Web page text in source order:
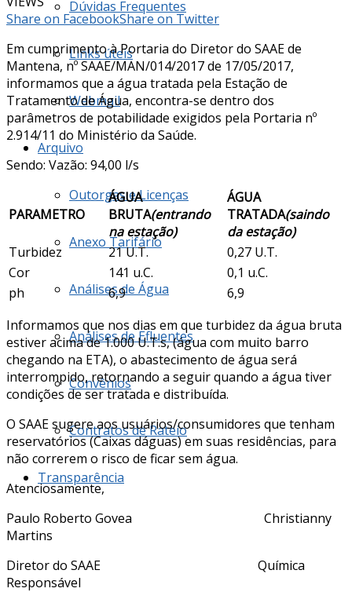
Dúvidas Frequentes
Links úteis
Webmail
Arquivo
Outorgas e Licenças
Anexo Tarifário
Análises de Água
Análises de Efluentes
Convênios
Contratos de Rateio
Transparência
Share on FacebookShare on Twitter
Em cumprimento à Portaria do Diretor do SAAE de
Mantena, nº SAAE/MAN/014/2017 de 17/05/2017,
informamos que a água tratada pela Estação de
Tratamento de Água, encontra-se dentro dos
parâmetros de potabilidade exigidos pela Portaria nº
2.914/11 do Ministério da Saúde.
Sendo: Vazão: 94,00 l/s
PARAMETRO
ÁGUA
BRUTA(entrando
na estação)
ÁGUA
TRATADA(saindo
da estação)
Turbidez
21 U.T.
0,27 U.T.
Cor
141 u.C.
0,1 u.C.
ph
6,9
6,9
Informamos que nos dias em que turbidez da água bruta
estiver acima de 1.000 U.T.s, (água com muito barro
chegando na ETA), o abastecimento de água será
interrompido, retornando a seguir quando a água tiver
condições de ser tratada e distribuída.
O SAAE sugere aos usuários/consumidores que tenham
reservatórios (Caixas dáguas) em suas residências, para
não correrem o risco de ficar sem água.
Atenciosamente,
Paulo Roberto Govea Christianny
Martins
Diretor do SAAE Química
Responsável